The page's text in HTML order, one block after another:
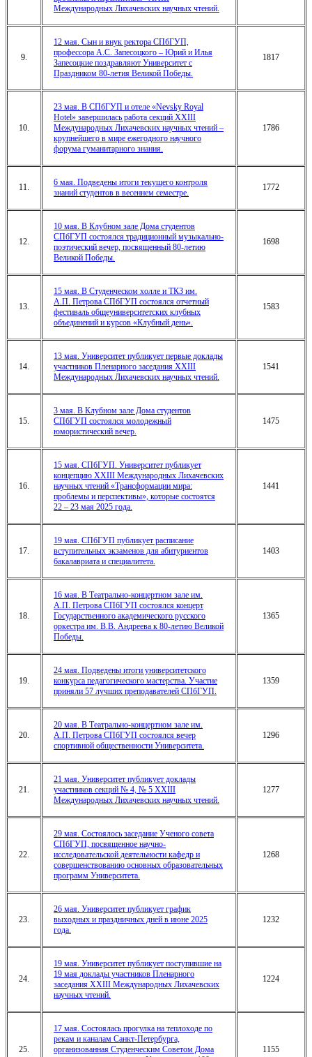
Международных Лихачевских научных чтений.
9.
12 мая. Сын и внук ректора СПбГУП,
профессора А.С. Запесоцкого – Юрий и Илья
Запесоцкие поздравляют Университет с
Праздником 80-летия Великой Победы.
1817
10.
23 мая. В СПбГУП и отеле «Nevsky Royal
Hotel» завершилась работа секций XXIII
Международных Лихачевских научных чтений –
крупнейшего в мире ежегодного научного
форума гуманитарного знания.
1786
11.
6 мая. Подведены итоги текущего контроля
знаний студентов в весеннем семестре.
1772
12.
10 мая. В Клубном зале Дома студентов
СПбГУП состоялся традиционный музыкально-
поэтический вечер, посвященный 80-летию
Великой Победы.
1698
13.
15 мая. В Студенческом холле и ТКЗ им.
А.П. Петрова СПбГУП состоялся отчетный
фестиваль общеуниверситетских клубных
объединений и курсов «Клубный день».
1583
14.
13 мая. Университет публикует первые доклады
участников Пленарного заседания XXIII
Международных Лихачевских научных чтений.
1541
15.
3 мая. В Клубном зале Дома студентов
СПбГУП состоялся молодежный
юмористический вечер.
1475
16.
15 мая. СПбГУП. Университет публикует
концепцию XXIII Международных Лихачевских
научных чтений «Трансформации мира:
проблемы и перспективы», которые состоятся
22 – 23 мая 2025 года.
1441
17.
19 мая. СПбГУП публикует расписание
вступительных экзаменов для абитуриентов
бакалавриата и специалитета.
1403
18.
16 мая. В Театрально-концертном зале им.
А.П. Петрова СПбГУП состоялся концерт
Государственного академического русского
оркестра им. В.В. Андреева к 80-летию Великой
Победы.
1365
19.
24 мая. Подведены итоги университетского
конкурса педагогического мастерства. Участие
приняли 57 лучших преподавателей СПбГУП.
1359
20.
20 мая. В Театрально-концертном зале им.
А.П. Петрова СПбГУП состоялся вечер
спортивной общественности Университета.
1296
21.
21 мая. Университет публикует доклады
участников секций № 4, № 5 XXIII
Международных Лихачевских научных чтений.
1277
22.
29 мая. Состоялось заседание Ученого совета
СПбГУП, посвященное научно-
исследовательской деятельности кафедр и
совершенствованию основных образовательных
программ Университета.
1268
23.
26 мая. Университет публикует график
выходных и праздничных дней в июне 2025
года.
1232
24.
19 мая. Университет публикует поступившие на
19 мая доклады участников Пленарного
заседания XXIII Международных Лихачевских
научных чтений.
1224
25.
17 мая. Состоялась прогулка на теплоходе по
рекам и каналам Санкт-Петербурга,
организованная Студенческим Советом Дома
1155